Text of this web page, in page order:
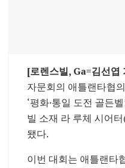
[로렌스빌, Ga=김선엽
자문회의 애틀랜타협
‘평화·통일 도전 골든
빌 소재 라 루체 시어
됐다.
이번 대회는 애틀랜타